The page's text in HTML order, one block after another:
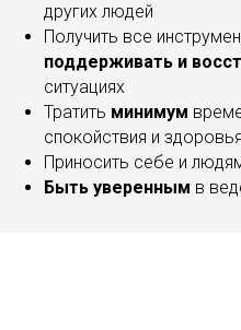
других людей
Получить все
поддерживать и
ситуациях
Тратить минимум
спокойствия и здоровья
Приносить себе и
Быть уверенным в